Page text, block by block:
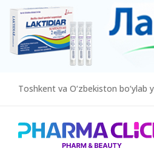
Toshkent va O‘zbekiston bo‘ylab